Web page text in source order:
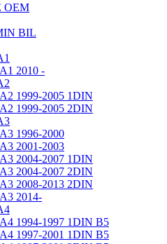
OEM
BIL
A1 2010 -
A2 1999-2005 1DIN
A2 1999-2005 2DIN
A3 1996-2000
A3 2001-2003
A3 2004-2007 1DIN
A3 2004-2007 2DIN
A3 2008-2013 2DIN
A3 2014-
A4 1994-1997 1DIN B5
A4 1997-2001 1DIN B5